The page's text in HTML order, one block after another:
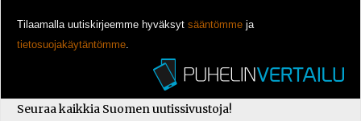
Tilaamalla uutiskirjeemme hyväksyt sääntömme ja
tietosuojakäytäntömme
Seuraa kaikkia Suomen uutissivustoja!